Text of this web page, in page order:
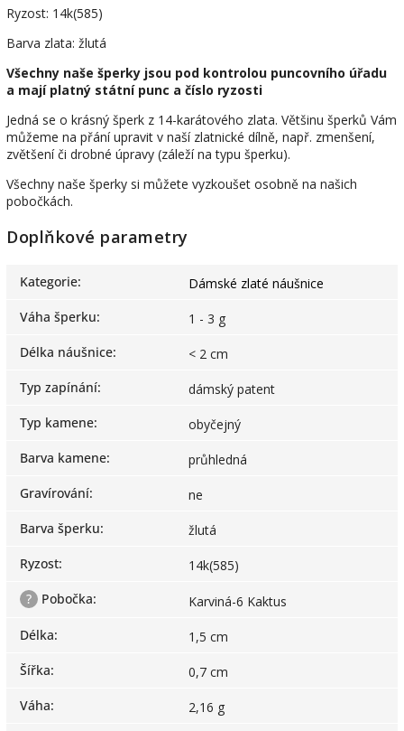
Ryzost: 14k(585)
Barva zlata: žlutá
Všechny naše šperky jsou pod kontrolou puncovního úřadu
a mají platný státní punc a číslo ryzosti
Jedná se o krásný šperk z 14-karátového zlata. Většinu šperků Vám
můžeme na přání upravit v naší zlatnické dílně, např. zmenšení,
zvětšení či drobné úpravy (záleží na typu šperku).
Všechny naše šperky si můžete vyzkoušet osobně na našich
pobočkách.
Doplňkové parametry
Kategorie:
Dámské zlaté náušnice
Váha šperku:
1 - 3 g
Délka náušnice:
< 2 cm
Typ zapínání:
dámský patent
Typ kamene:
obyčejný
Barva kamene:
průhledná
Gravírování:
ne
Barva šperku:
žlutá
Ryzost:
14k(585)
?
Pobočka:
Karviná-6 Kaktus
Délka:
1,5 cm
Šířka:
0,7 cm
Váha:
2,16 g